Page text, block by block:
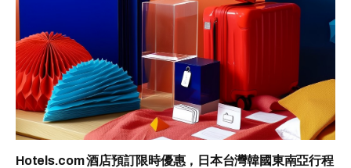
Hotels.com 酒店預訂限時優惠，日本台灣韓國東南亞行程